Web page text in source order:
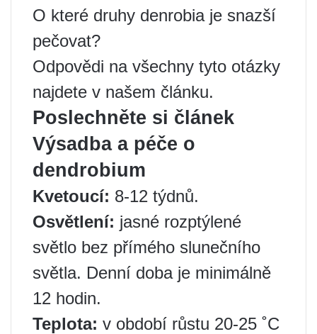
O které druhy denrobia je snazší
pečovat?
Odpovědi na všechny tyto otázky
najdete v našem článku.
Poslechněte si článek
Výsadba a péče o
dendrobium
Kvetoucí: 8-12 týdnů.
Osvětlení: jasné rozptýlené
světlo bez přímého slunečního
světla. Denní doba je minimálně
12 hodin.
Teplota: v období růstu 20-25 ˚C